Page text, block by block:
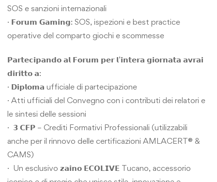
SOS e sanzioni internazionali
· 𝗙𝗼𝗿𝘂𝗺 𝗚𝗮𝗺𝗶𝗻𝗴: SOS, ispezioni e best practice
operative del comparto giochi e scommesse
𝗣𝗮𝗿𝘁𝗲𝗰𝗶𝗽𝗮𝗻𝗱𝗼 𝗮𝗹 𝗙𝗼𝗿𝘂𝗺 𝗽𝗲𝗿 𝗹’𝗶𝗻𝘁𝗲𝗿𝗮 𝗴𝗶𝗼𝗿𝗻𝗮𝘁𝗮 𝗮𝘃𝗿𝗮𝗶
𝗱𝗶𝗿𝗶𝘁𝘁𝗼 𝗮:
· 𝗗𝗶𝗽𝗹𝗼𝗺𝗮 ufficiale di partecipazione
· Atti ufficiali del Convegno con i contributi dei relatori e
le sintesi delle sessioni
· 𝟯 𝗖𝗙𝗣 – Crediti Formativi Professionali (utilizzabili
anche per il rinnovo delle certificazioni AMLACERT® &
CAMS)
· Un esclusivo 𝘇𝗮𝗶𝗻𝗼 𝗘𝗖𝗢𝗟𝗜𝗩𝗘 Tucano, accessorio